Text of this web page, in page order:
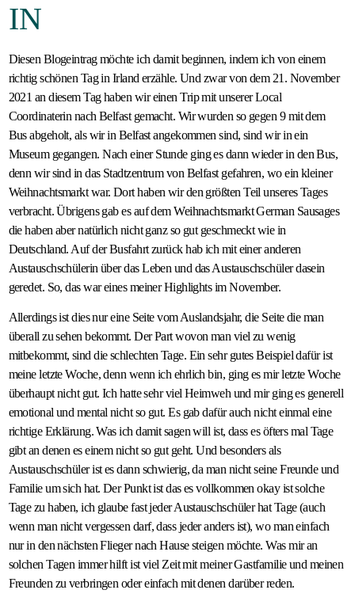
IN
Diesen Blogeintrag möchte ich damit beginnen, indem ich von einem
richtig schönen Tag in Irland erzähle. Und zwar von dem 21. November
2021 an diesem Tag haben wir einen Trip mit unserer Local
Coordinaterin nach Belfast gemacht. Wir wurden so gegen 9 mit dem
Bus abgeholt, als wir in Belfast angekommen sind, sind wir in ein
Museum gegangen. Nach einer Stunde ging es dann wieder in den Bus,
denn wir sind in das Stadtzentrum von Belfast gefahren, wo ein kleiner
Weihnachtsmarkt war. Dort haben wir den größten Teil unseres Tages
verbracht. Übrigens gab es auf dem Weihnachtsmarkt German Sausages
die haben aber natürlich nicht ganz so gut geschmeckt wie in
Deutschland. Auf der Busfahrt zurück hab ich mit einer anderen
Austauschschülerin über das Leben und das Austauschschüler dasein
geredet. So, das war eines meiner Highlights im November.
Allerdings ist dies nur eine Seite vom Auslandsjahr, die Seite die man
überall zu sehen bekommt. Der Part wovon man viel zu wenig
mitbekommt, sind die schlechten Tage. Ein sehr gutes Beispiel dafür ist
meine letzte Woche, denn wenn ich ehrlich bin, ging es mir letzte Woche
überhaupt nicht gut. Ich hatte sehr viel Heimweh und mir ging es generell
emotional und mental nicht so gut. Es gab dafür auch nicht einmal eine
richtige Erklärung. Was ich damit sagen will ist, dass es öfters mal Tage
gibt an denen es einem nicht so gut geht. Und besonders als
Austauschschüler ist es dann schwierig, da man nicht seine Freunde und
Familie um sich hat. Der Punkt ist das es vollkommen okay ist solche
Tage zu haben, ich glaube fast jeder Austauschschüler hat Tage (auch
wenn man nicht vergessen darf, dass jeder anders ist), wo man einfach
nur in den nächsten Flieger nach Hause steigen möchte. Was mir an
solchen Tagen immer hilft ist viel Zeit mit meiner Gastfamilie und meinen
Freunden zu verbringen oder einfach mit denen darüber reden.